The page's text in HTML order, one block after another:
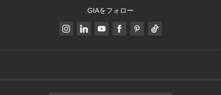
GIAをフォロー